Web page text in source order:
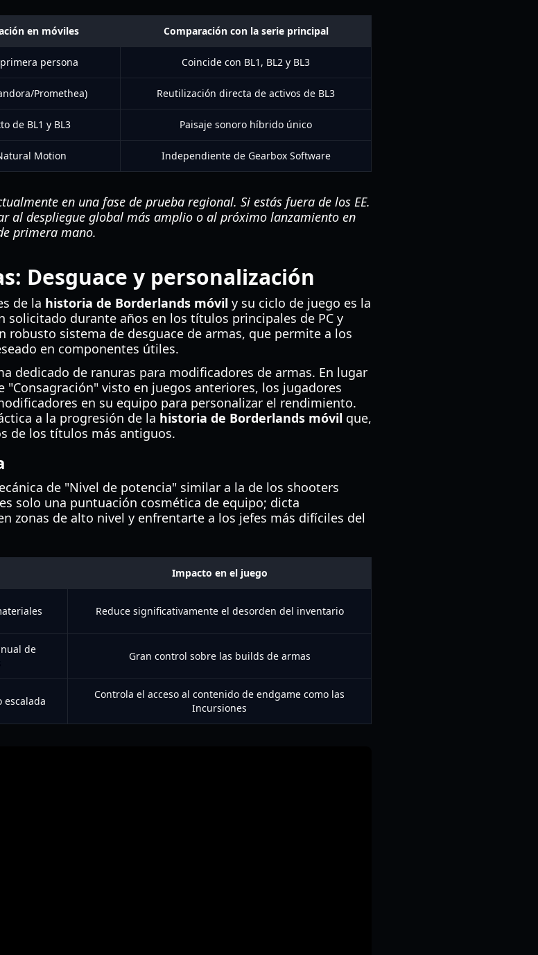
en móviles Comparación con la serie principal
persona Coincide con BL1, BL2 y BL3
Promethea) Reutilización directa de activos de BL3
de BL1 y BL3 Paisaje sonoro híbrido único
Motion Independiente de Gearbox Software
en una fase de prueba regional. Si estás fuera de los EE.
al despliegue global más amplio o al próximo lanzamiento en
primera mano.
Desguace y personalización
de la historia de Borderlands móvil y su ciclo de juego es la
solicitado durante años en los títulos principales de PC y
robusto sistema de desguace de armas, que permite a los
en componentes útiles.
dedicado de ranuras para modificadores de armas. En lugar
visto en juegos anteriores, los jugadores
en su equipo para personalizar el rendimiento.
a la progresión de la historia de Borderlands móvil que,
de los títulos más antiguos.
de "Nivel de potencia" similar a la de los shooters
solo una puntuación cosmética de equipo; dicta
zonas de alto nivel y enfrentarte a los jefes más difíciles del
Impacto en el juego
Reduce significativamente el desorden del inventario
de
Gran control sobre las builds de armas
escalada
Controla el acceso al contenido de endgame como las
Incursiones